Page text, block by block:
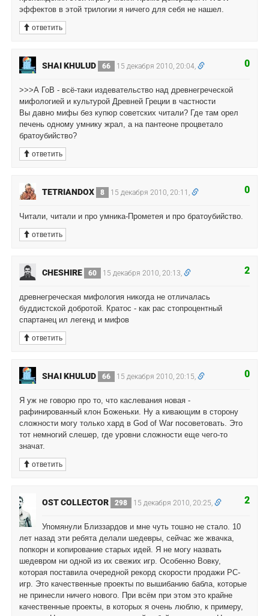
эффектов в этой трилогии я ничего для себя не нашел.
ответить
0
SHAI KHULUD 66 15 декабря 2010, 20:04,
>>>А ГоВ - всё-таки издевательство над древнегреческой
мифологией и культурой Древней Греции в частности
Вы давно мифы без купюр советских читали? Где там орел
печень одному умнику жрал, а на пантеоне процветало
братоубийство?
ответить
0
TETRIANDOX 8 15 декабря 2010, 20:11,
Читали, читали и про умника-Прометея и про братоубийство.
ответить
2
CHESHIRE 60 15 декабря 2010, 20:13,
древнегреческая мифология никогда не отличалась
буддистской добротой. Кратос - как рас стопроцентный
спартанец ил легенд и мифов
ответить
0
SHAI KHULUD 66 15 декабря 2010, 20:15,
Я уж не говорю про то, что каслевания новая -
рафинированный клон Боженьки. Ну а кивающим в сторону
сложности могу только хард в God of War посоветовать. Это
тот немногий слешер, где уровни сложности еще чего-то
значат.
ответить
2
OST COLLECTOR 298 15 декабря 2010, 20:25,
Упомянули Близзардов и мне чуть тошно не стало. 10
лет назад эти ребята делали шедевры, сейчас же жвачка,
попкорн и копирование старых идей. Я не могу назвать
шедевром ни одной из их свежих игр. Особенно Вовку,
которая поставила очередной рекорд скорости продажи PC-
игр. Это качественные проекты по вышибанию бабла, которые
не принесли ничего нового. При всём при этом это крайне
качественные проекты, в которых я очень люблю, к примеру,